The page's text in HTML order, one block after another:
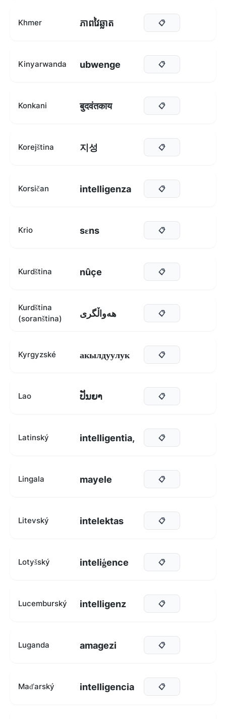
Khmer ភាពវៃឆ្លាត 📋
Kinyarwanda ubwenge 📋
Konkani बुदवंतकाय 📋
Korejština 지성 📋
Korsičan intelligenza 📋
Krio sɛns 📋
Kurdština nûçe 📋
Kurdština
(soranština)
هەواڵگری 📋
Kyrgyzské акылдуулук 📋
Lao ປັນຍາ 📋
Latinský intelligentia, 📋
Lingala mayele 📋
Litevský intelektas 📋
Lotyšský inteliģence 📋
Lucemburský intelligenz 📋
Luganda amagezi 📋
Maďarský intelligencia 📋